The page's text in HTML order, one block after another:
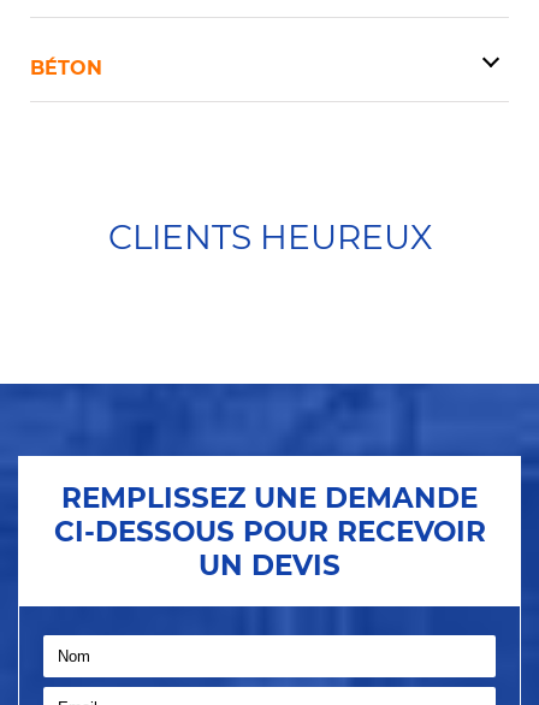
BÉTON
CLIENTS HEUREUX
REMPLISSEZ UNE DEMANDE
CI-DESSOUS POUR RECEVOIR
UN DEVIS